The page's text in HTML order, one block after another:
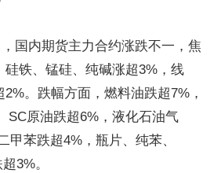
国内期货主力合约涨跌不一，焦
硅铁、锰硅、纯碱涨超3%，线
。跌幅方面，燃料油跌超7%，
SC原油跌超6%，液化石油气
甲苯跌超4%，瓶片、纯苯、
3%。